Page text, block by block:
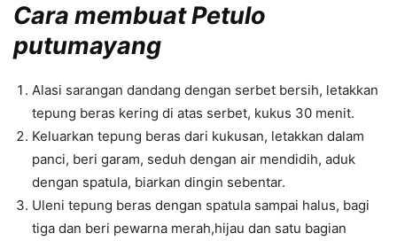
Cara membuat Petulo
putumayang
Alasi sarangan dandang dengan serbet bersih, letakkan
tepung beras kering di atas serbet, kukus 30 menit.
Keluarkan tepung beras dari kukusan, letakkan dalam
panci, beri garam, seduh dengan air mendidih, aduk
dengan spatula, biarkan dingin sebentar.
Uleni tepung beras dengan spatula sampai halus, bagi
tiga dan beri pewarna merah,hijau dan satu bagian